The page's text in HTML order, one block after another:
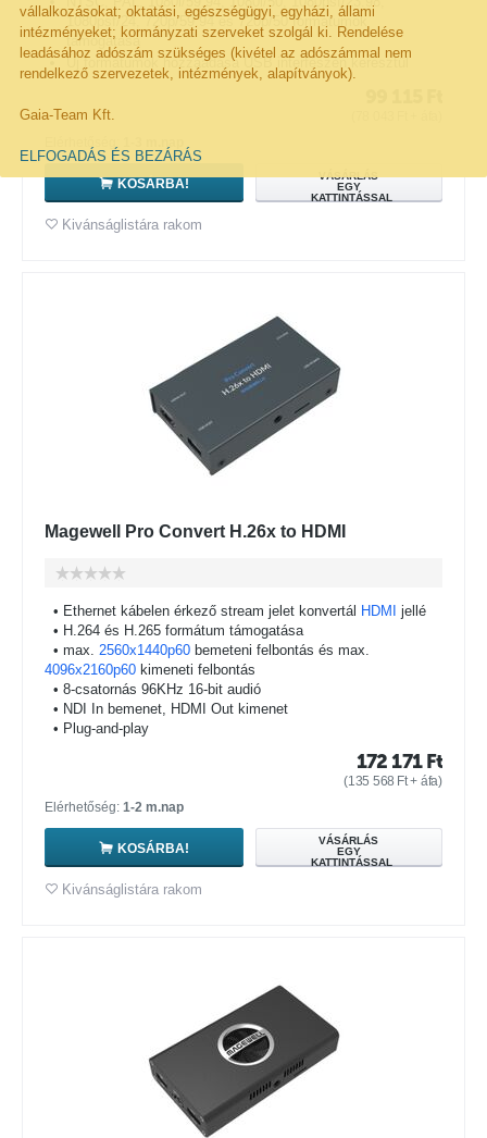
vállalkozásokat; oktatási, egészségügyi, egyházi, állami
intézményeket; kormányzati szerveket szolgál ki. Rendelése
leadásához adószám szükséges (kivétel az adószámmal nem
rendelkező szervezetek, intézmények, alapítványok).
Gaia-Team Kft.
ELFOGADÁS ÉS BEZÁRÁS
1080psf/24, 720p/59.94 és 720p/50 formátumok
támogatása
Új formátumok hozzáadása USB interfészén keresztül
KOSÁRBA!
VÁSÁRLÁS
EGY
KATTINTÁSSAL
Kivánságlistára rakom
Magewell Pro Convert H.26x to HDMI
• Ethernet kábelen érkező stream jelet konvertál HDMI
jellé
• H.264 és H.265 formátum támogatása
• max. 2560x1440p60 bemeteni felbontás és max.
4096x2160p60 kimeneti felbontás
• 8-csatornás 96KHz 16-bit audió
• NDI In bemenet, HDMI Out kimenet
• Plug-and-play
172 171 Ft
(135 568 Ft+ áfa)
Elérhetőség: 1-2 m.nap
KOSÁRBA!
VÁSÁRLÁS
EGY
KATTINTÁSSAL
Kivánságlistára rakom